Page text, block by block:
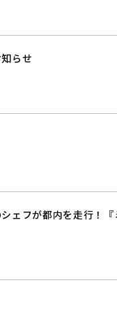
らせ
ェフが都内を走行！